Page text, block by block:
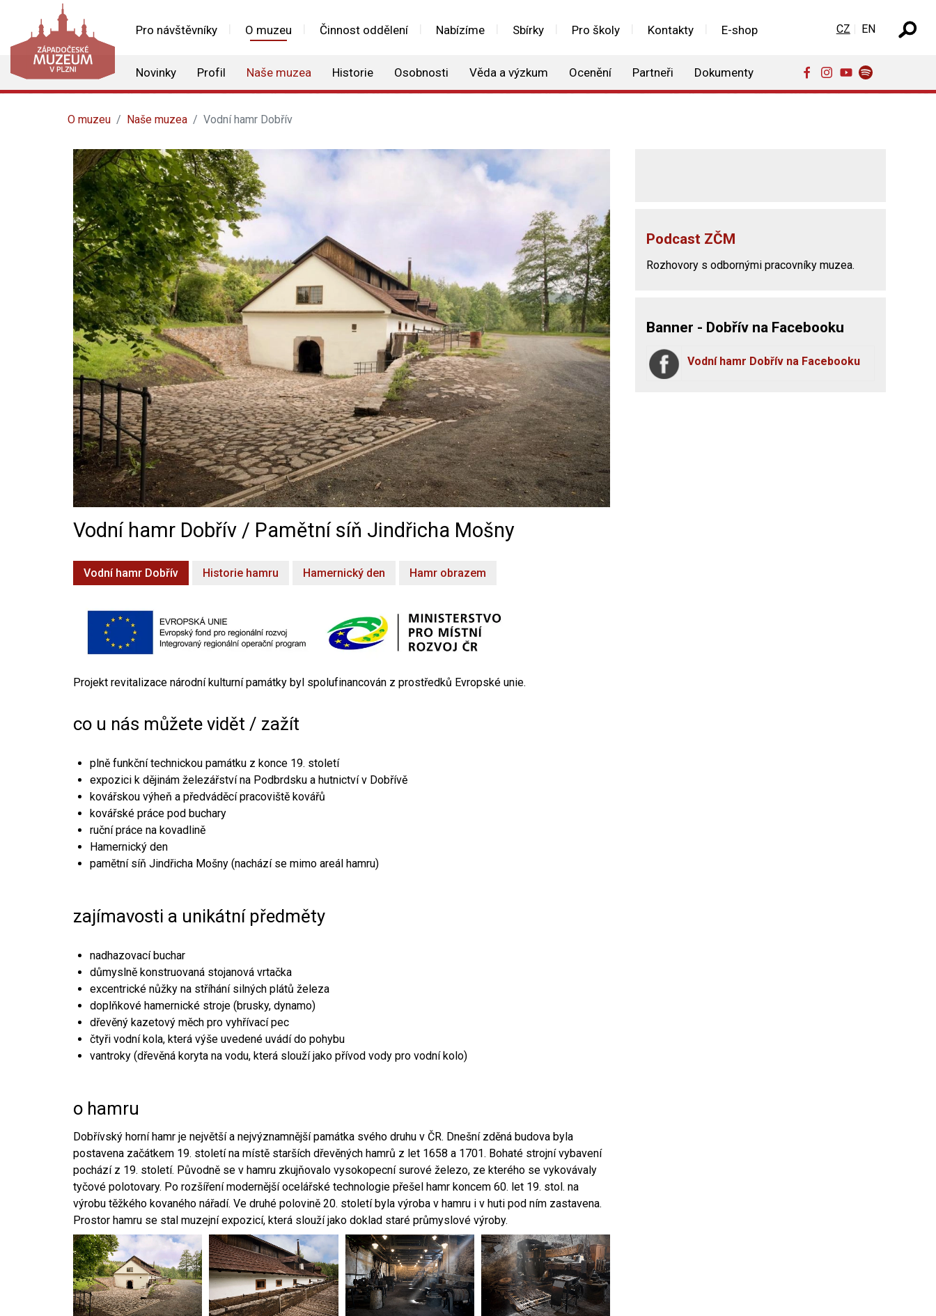
Pro návštěvníky O muzeu Činnost oddělení Nabízíme Sbírky Pro školy Kontakty E-shop
Novinky Profil Naše muzea Historie Osobnosti Věda a výzkum Ocenění Partneři Dokumenty
Zvolte jazyk
CZ EN
O muzeu Naše muzea Vodní hamr Dobřív
Vodní hamr Dobřív / Pamětní síň Jindřicha Mošny
Vodní hamr Dobřív Historie hamru Hamernický den Hamr obrazem
Projekt revitalizace národní kulturní památky byl spolufinancován z prostředků Evropské unie.
co u nás můžete vidět / zažít
plně funkční technickou památku z konce 19. století
expozici k dějinám železářství na Podbrdsku a hutnictví v Dobřívě
kovářskou výheň a předváděcí pracoviště kovářů
kovářské práce pod buchary
ruční práce na kovadlině
Hamernický den
pamětní síň Jindřicha Mošny (nachází se mimo areál hamru)
zajímavosti a unikátní předměty
nadhazovací buchar
důmyslně konstruovaná stojanová vrtačka
excentrické nůžky na stříhání silných plátů železa
doplňkové hamernické stroje (brusky, dynamo)
dřevěný kazetový měch pro vyhřívací pec
čtyři vodní kola, která výše uvedené uvádí do pohybu
vantroky (dřevěná koryta na vodu, která slouží jako přívod vody pro vodní kolo)
o hamru
Dobřívský horní hamr je největší a nejvýznamnější památka svého druhu v ČR. Dnešní zděná budova byla
postavena začátkem 19. století na místě starších dřevěných hamrů z let 1658 a 1701. Bohaté strojní vybavení
pochází z 19. století. Původně se v hamru zkujňovalo vysokopecní surové železo, ze kterého se vykovávaly
tyčové polotovary. Po rozšíření modernější ocelářské technologie přešel hamr koncem 60. let 19. stol. na
výrobu těžkého kovaného nářadí. Ve druhé polovině 20. století byla výroba v hamru i v huti pod ním zastavena.
Prostor hamru se stal muzejní expozicí, která slouží jako doklad staré průmyslové výroby.
Podcast ZČM
Rozhovory s odbornými pracovníky muzea.
Banner - Dobřív na Facebooku
Vodní hamr Dobřív na Facebooku